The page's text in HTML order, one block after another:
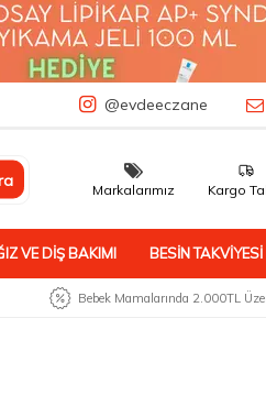
@evdeeczane
Markalarımız Kargo
VE DIŞ BAKIMI BESIN TAKVIYESI
Bebek Mamalarında 2.000TL